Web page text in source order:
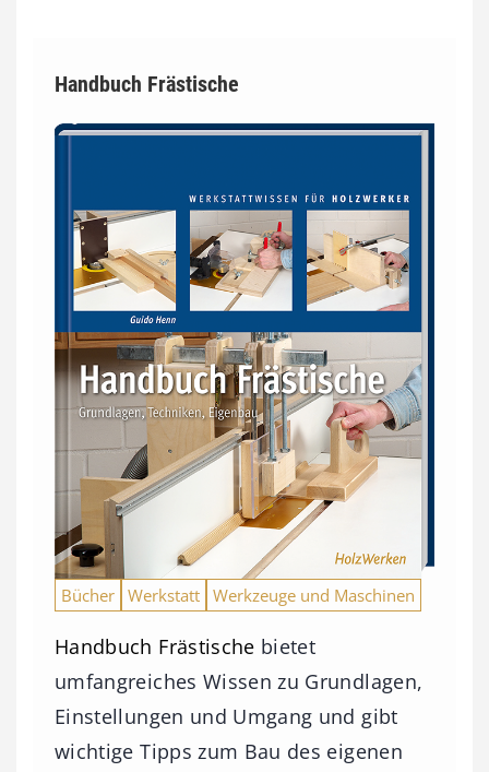
Handbuch Frästische
Bücher Werkstatt Werkzeuge und Maschinen
Handbuch Frästische bietet
umfangreiches Wissen zu Grundlagen,
Einstellungen und Umgang und gibt
wichtige Tipps zum Bau des eigenen